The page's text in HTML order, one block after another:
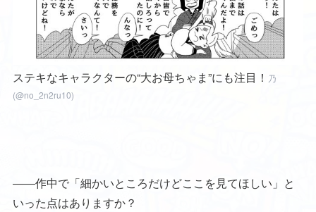
ステキなキャラクターの“大お母ちゃま”にも注目！ 乃
(@no_2n2ru10)
――作中で「細かいところだけどここを見てほしい」と
いった点はありますか？